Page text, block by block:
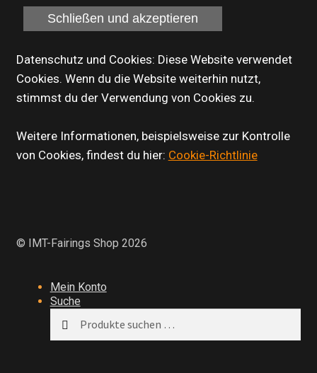
Datenschutz und Cookies: Diese Website verwendet
Cookies. Wenn du die Website weiterhin nutzt,
stimmst du der Verwendung von Cookies zu.
Weitere Informationen, beispielsweise zur Kontrolle
von Cookies, findest du hier: Cookie-Richtlinie
© IMT-Fairings Shop 2026
Mein Konto
Suche
nach: